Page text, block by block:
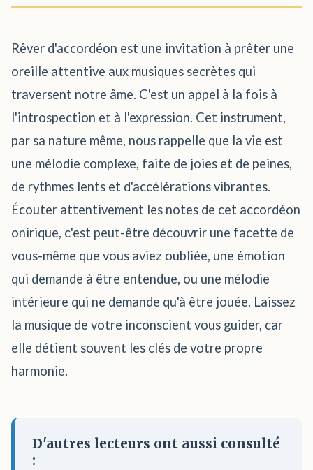
Rêver d'accordéon est une invitation à prêter une
oreille attentive aux musiques secrètes qui
traversent notre âme. C'est un appel à la fois à
l'introspection et à l'expression. Cet instrument,
par sa nature même, nous rappelle que la vie est
une mélodie complexe, faite de joies et de peines,
de rythmes lents et d'accélérations vibrantes.
Écouter attentivement les notes de cet accordéon
onirique, c'est peut-être découvrir une facette de
vous-même que vous aviez oubliée, une émotion
qui demande à être entendue, ou une mélodie
intérieure qui ne demande qu'à être jouée. Laissez
la musique de votre inconscient vous guider, car
elle détient souvent les clés de votre propre
harmonie.
D'autres lecteurs ont aussi consulté
: